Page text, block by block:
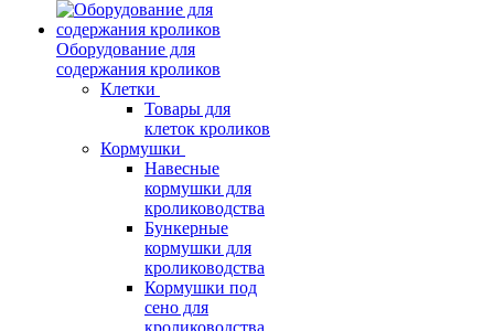
Оборудование для
содержания кроликов
Клетки
Товары для
клеток кроликов
Кормушки
Навесные
кормушки для
кролиководства
Бункерные
кормушки для
кролиководства
Кормушки под
сено для
кролиководства